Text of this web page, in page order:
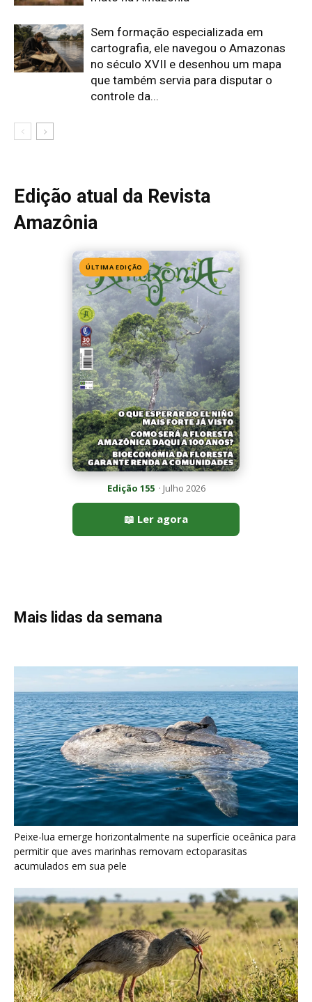
ÚLTIMA EDIÇÃO
Edição 155· Julho 2026
📖 Ler agora
Mais lidas da semana
Peixe-lua emerge horizontalmente na superfície oceânica para
permitir que aves marinhas removam ectoparasitas
Seriema utiliza pernas longas e arremessa serpentes contra
rochas para subjugar presas peçonhentas nos campos